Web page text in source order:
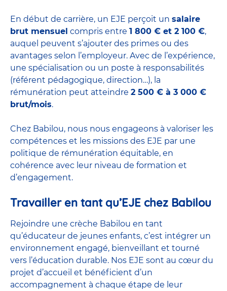
En début de carrière, un EJE perçoit un salaire
brut mensuel compris entre 1 800 € et 2 100 €,
auquel peuvent s’ajouter des primes ou des
avantages selon l’employeur. Avec de l’expérience,
une spécialisation ou un poste à responsabilités
(référent pédagogique, direction…), la
rémunération peut atteindre 2 500 € à 3 000 €
brut/mois.
Chez Babilou, nous nous engageons à valoriser les
compétences et les missions des EJE par une
politique de rémunération équitable, en
cohérence avec leur niveau de formation et
d’engagement.
Travailler en tant qu’EJE chez Babilou
Rejoindre une crèche Babilou en tant
qu’éducateur de jeunes enfants, c’est intégrer un
environnement engagé, bienveillant et tourné
vers l’éducation durable. Nos EJE sont au cœur du
projet d’accueil et bénéficient d’un
accompagnement à chaque étape de leur